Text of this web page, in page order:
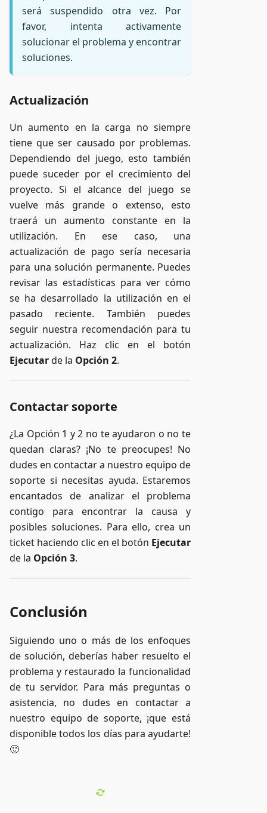
será suspendido otra vez. Por
favor, intenta activamente
solucionar el problema y encontrar
soluciones.
Actualización
Un aumento en la carga no siempre
tiene que ser causado por problemas.
Dependiendo del juego, esto también
puede suceder por el crecimiento del
proyecto. Si el alcance del juego se
vuelve más grande o extenso, esto
traerá un aumento constante en la
utilización. En ese caso, una
actualización de pago sería necesaria
para una solución permanente. Puedes
revisar las estadísticas para ver cómo
se ha desarrollado la utilización en el
pasado reciente. También puedes
seguir nuestra recomendación para tu
actualización. Haz clic en el botón
Ejecutarde la Opción 2.
Contactar soporte
¿La Opción 1 y 2 no te ayudaron o no te
quedan claras? ¡No te preocupes! No
dudes en contactar a nuestro equipo de
soporte si necesitas ayuda. Estaremos
encantados de analizar el problema
contigo para encontrar la causa y
posibles soluciones. Para ello, crea un
ticket haciendo clic en el botón Ejecutar
de la Opción 3.
Conclusión
Siguiendo uno o más de los enfoques
de solución, deberías haber resuelto el
problema y restaurado la funcionalidad
de tu servidor. Para más preguntas o
asistencia, no dudes en contactar a
nuestro equipo de soporte, ¡que está
disponible todos los días para ayudarte!
🙂